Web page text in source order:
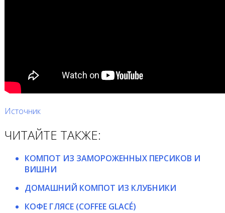
Источник
ЧИТАЙТЕ ТАКЖЕ:
КОМПОТ ИЗ ЗАМОРОЖЕННЫХ ПЕРСИКОВ И
ВИШНИ
ДОМАШНИЙ КОМПОТ ИЗ КЛУБНИКИ
КОФЕ ГЛЯСЕ (COFFEE GLACÉ)